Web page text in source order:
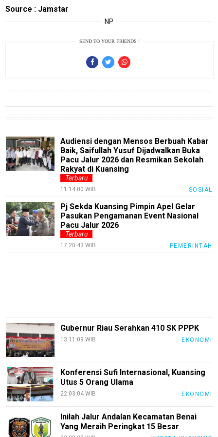
Source : Jamstar
NP
SEND TO YOUR FRIENDS !
Audiensi dengan Mensos Berbuah Kabar
Baik, Saifullah Yusuf Dijadwalkan Buka
Pacu Jalur 2026 dan Resmikan Sekolah
Rakyat di Kuansing
Terbaru
11:14:00 WIB SOSIAL
Pj Sekda Kuansing Pimpin Apel Gelar
Pasukan Pengamanan Event Nasional
Pacu Jalur 2026
Terbaru
17:20:43 WIB PEMERINTAH
Gubernur Riau Serahkan 410 SK PPPK
13:11:09 WIB EKONOMI
Konferensi Sufi Internasional, Kuansing
Utus 5 Orang Ulama
22:03:04 WIB EKONOMI
Inilah Jalur Andalan Kecamatan Benai
Yang Meraih Peringkat 15 Besar
Guide
Trending
EduBudaya
EduStyle
TeknoGame
InfoKepri
KuansingTerkini
Sehat
PotensiRohil
Info